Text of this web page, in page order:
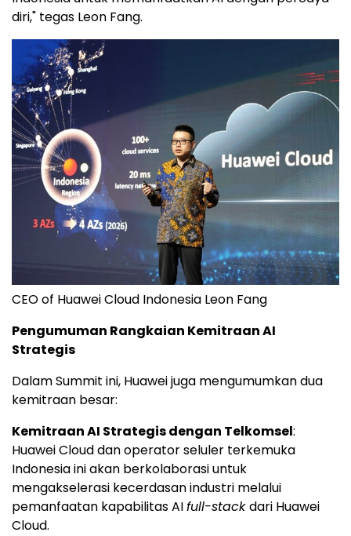
diri," tegas Leon Fang.
CEO of Huawei Cloud Indonesia Leon Fang
Pengumuman Rangkaian Kemitraan AI
Strategis
Dalam Summit ini, Huawei juga mengumumkan dua
kemitraan besar:
Kemitraan AI Strategis dengan Telkomsel:
Huawei Clouddan operator seluler terkemuka
Indonesia ini akan berkolaborasi untuk
mengakselerasi kecerdasan industri melalui
pemanfaatan kapabilitas AIfull-stackdari Huawei
Cloud.